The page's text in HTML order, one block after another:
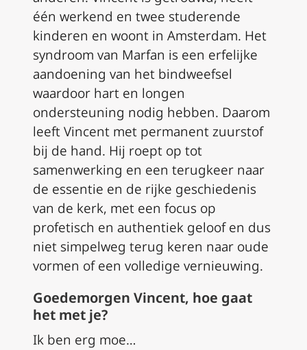
één werkend en twee studerende
kinderen en woont in Amsterdam. Het
syndroom van Marfan is een erfelijke
aandoening van het bindweefsel
waardoor hart en longen
ondersteuning nodig hebben. Daarom
leeft Vincent met permanent zuurstof
bij de hand. Hij roept op tot
samenwerking en een terugkeer naar
de essentie en de rijke geschiedenis
van de kerk, met een focus op
profetisch en authentiek geloof en dus
niet simpelweg terug keren naar oude
vormen of een volledige vernieuwing.
Goedemorgen Vincent, hoe gaat
het met je?
Ik ben erg moe…